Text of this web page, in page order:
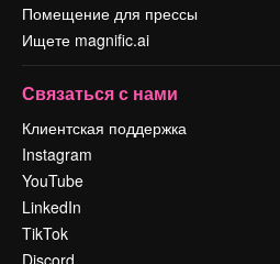
Помещение для прессы
Ищете magnific.ai
Связаться с нами
Клиентская поддержка
Instagram
YouTube
LinkedIn
TikTok